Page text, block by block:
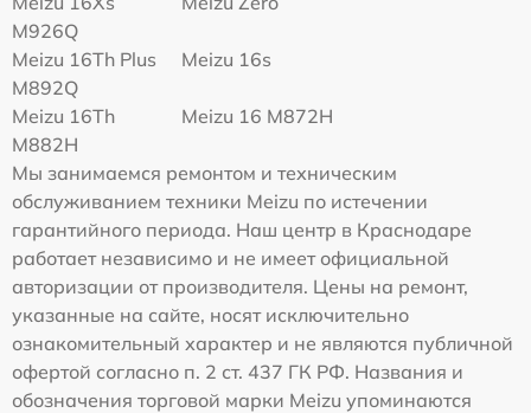
M926Q
Meizu 16Th Plus
M892Q
Meizu 16s
Meizu 16Th
M882H
Meizu 16 M872H
Мы занимаемся ремонтом и техническим
обслуживанием техники Meizu по истечении
гарантийного периода. Наш центр в Краснодаре
работает независимо и не имеет официальной
авторизации от производителя. Цены на ремонт,
указанные на сайте, носят исключительно
ознакомительный характер и не являются публичной
офертой согласно п. 2 ст. 437 ГК РФ. Названия и
обозначения торговой марки Meizu упоминаются